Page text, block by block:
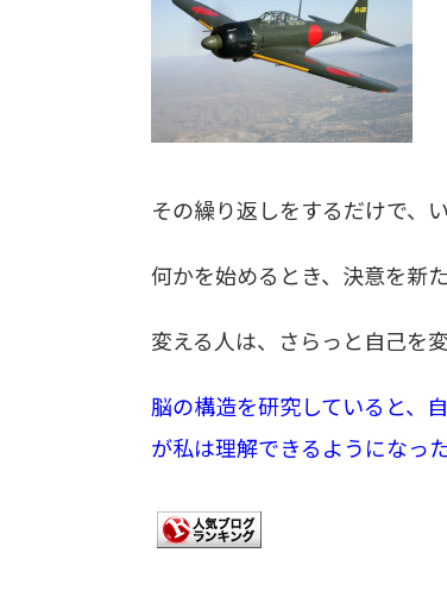
その繰り返しをするだけで、
何かを始めるとき、決意を新
変える人は、さらっと自己を変
脳の構造を研究していると、
が私は理解できるようになった